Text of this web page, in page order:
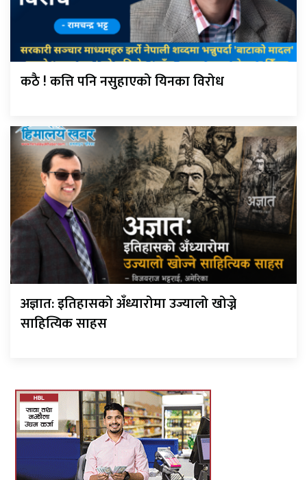
कठै ! कत्ति पनि नसुहाएको यिनका विरोध
अज्ञात: इतिहासको अँध्यारोमा उज्यालो खोज्ने
साहित्यिक साहस